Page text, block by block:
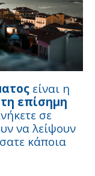
είναι η
επίσημη
σε
να λείψουν
κάποια